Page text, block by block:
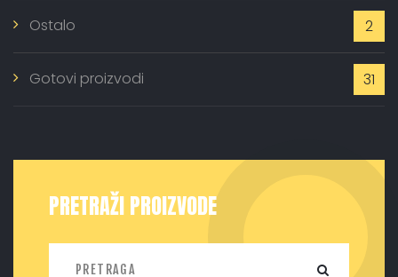
Ostalo 2
Gotovi proizvodi 31
PRETRAŽI PROIZVODE